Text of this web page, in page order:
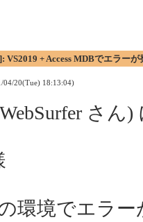
VS2019 + Access MDBでエラーが
04/20(Tue) 18:13:04)
さん)
環境でエラ